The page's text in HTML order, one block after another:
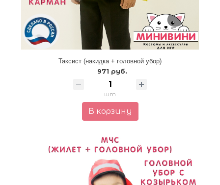
Таксист (накидка + головной убор)
971 руб.
шт
В корзину